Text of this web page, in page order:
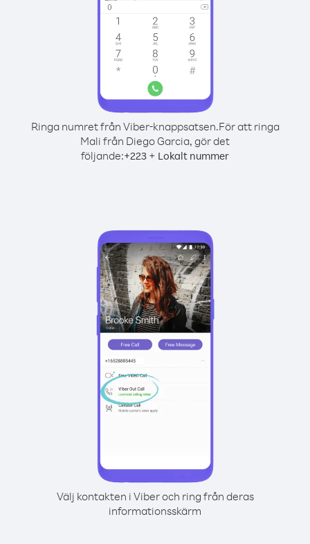
Ringa numret från Viber-knappsatsen.För att ringa
Mali från Diego Garcia, gör det
följande:+223 + Lokalt nummer
Välj kontakten i Viber och ring från deras
informationsskärm